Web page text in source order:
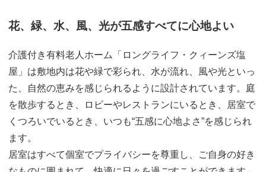
花、緑、水、風、光が五感すべてに心地よい
介護付き有料老人ホーム「ロングライフ・クィーンズ塩
屋」は敷地内は花や緑で彩られ、水が流れ、風や光といっ
た、自然の恵みを感じられるように設計されています。庭
を散歩するとき、ロビーやレストランにいるとき、居室で
くつろいでいるとき、いつも“五感に心地よさ”を感じられ
ます。
居室はすべて個室でプライバシーを尊重し、ご自身の好き